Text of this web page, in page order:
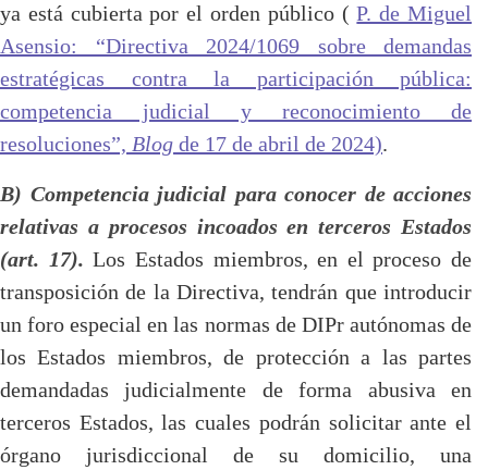
ya está cubierta por el orden público (P. de Miguel
Asensio: “Directiva 2024/1069 sobre demandas
estratégicas contra la participación pública:
competencia judicial y reconocimiento de
resoluciones”, Blog de 17 de abril de 2024).
B) Competencia judicial para conocer de acciones
relativas a procesos incoados en terceros Estados
(art. 17). Los Estados miembros, en el proceso de
transposición de la Directiva, tendrán que introducir
un foro especial en las normas de DIPr autónomas de
los Estados miembros, de protección a las partes
demandadas judicialmente de forma abusiva en
terceros Estados, las cuales podrán solicitar ante el
órgano jurisdiccional de su domicilio, una